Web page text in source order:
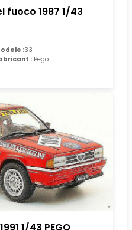
fuoco 1987 1/43
:33
: Pego